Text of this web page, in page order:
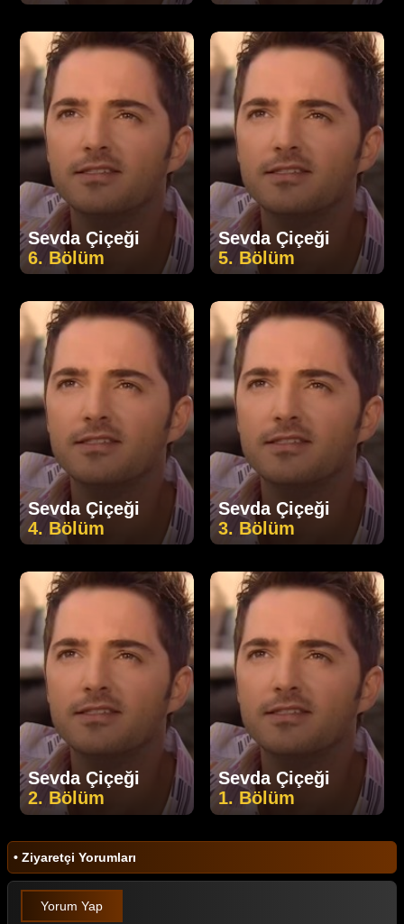
Sevda Çiçeği
6. Bölüm
Sevda Çiçeği
5. Bölüm
Sevda Çiçeği
4. Bölüm
Sevda Çiçeği
3. Bölüm
Sevda Çiçeği
2. Bölüm
Sevda Çiçeği
1. Bölüm
• Ziyaretçi Yorumları
Yorum Yap